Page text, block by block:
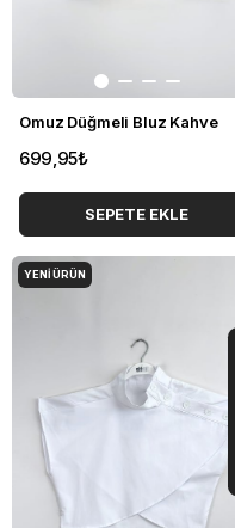
Omuz Düğmeli Bluz Kahve
699,95₺
SEPETE EKLE
YENI ÜRÜN